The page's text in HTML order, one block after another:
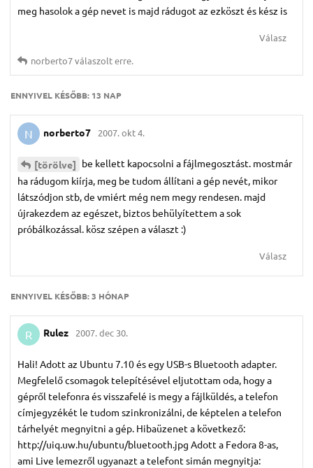
meg hasolok a gép nevet is majd rádugot az ezköszt és kész is
Válasz
norberto7válaszolt erre.
ENNYIVEL KÉSŐBB: 13 NAP
N norberto7 2007. okt 4.
[törölve] be kellett kapocsolni a fájlmegosztást. mostmár
ha rádugom kiírja, meg be tudom állítani a gép nevét, mikor
látszódjon stb, de vmiért még nem megy rendesen. majd
újrakezdem az egészet, biztos behülyítettem a sok
próbálkozással. kösz szépen a választ :)
Válasz
ENNYIVEL KÉSŐBB:3 HÓNAP
R Rulez 2007. dec 30.
Hali! Adott az Ubuntu 7.10 és egy USB-s Bluetooth adapter.
Megfelelő csomagok telepítésével eljutottam oda, hogy a
gépről telefonra és visszafelé is megy a fájlküldés, a telefon
címjegyzékét le tudom szinkronizálni, de képtelen a telefon
tárhelyét megnyitni a gép. Hibaüzenet a következő:
http://uiq.uw.hu/ubuntu/bluetooth.jpg Adott a Fedora 8-as,
ami Live lemezről ugyanazt a telefont simán megnyitja: